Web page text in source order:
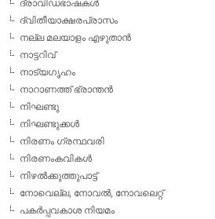
ദ്വിതീയാക്ഷരപ്രാസം
നല്ല മലയാളം എഴുതാന്‍
നാട്ടറിവ്
നാട്യഗൃഹം
നാറാണത്ത് ഭ്രാന്തന്‍
നിഘണ്ടു
നിഘണ്ടുക്കള്‍
നിരണം ഗ്രന്ഥവരി
നിരണംകവികള്‍
നിഴല്‍ക്കുത്തുപാട്ട്
നോവെല്ല, നോവല്‍, നോവലെറ്റ്
പകര്‍പ്പവകാശ നിയമം